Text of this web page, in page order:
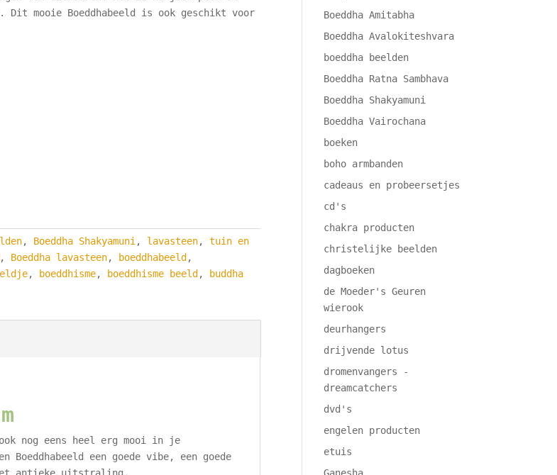
mooie Boeddhabeeld is ook geschikt voor
, Boeddha Shakyamuni , lavasteen,tuin en
, Boeddha lavasteen, boeddhabeeld ,
, boeddhisme, boeddhisme beeld , buddha
nog eens heel erg mooi in je
Boeddhabeeld een goede vibe, een goede
Boeddha Amitabha
Boeddha Avalokiteshvara
boeddha beelden
Boeddha Ratna Sambhava
Boeddha Shakyamuni
Boeddha Vairochana
boeken
boho armbanden
cadeaus en probeersetjes
cd's
chakra producten
christelijke beelden
dagboeken
de Moeder's Geuren
wierook
deurhangers
drijvende lotus
dromenvangers -
dreamcatchers
dvd's
engelen producten
etuis